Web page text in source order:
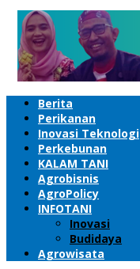
Berita
Perikanan
Inovasi Teknologi
Perkebunan
KALAM TANI
Agrobisnis
AgroPolicy
INFOTANI
Inovasi
Budidaya
Agrowisata